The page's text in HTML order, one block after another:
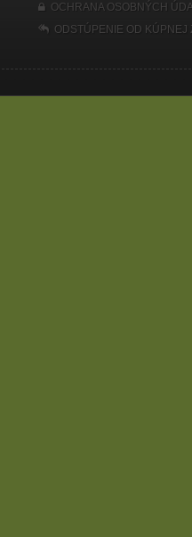
OCHRANA OSOBNÝCH
ODSTÚPENIE OD KÚPNEJ